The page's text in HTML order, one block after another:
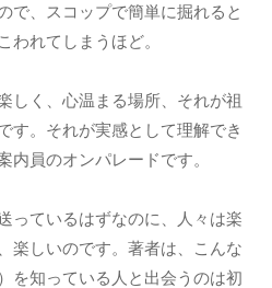
で、スコップで簡単に掘れると
われてしまうほど。
しく、心温まる場所、それが祖
す。それが実感として理解でき
内員のオンパレードです。
っているはずなのに、人々は楽
楽しいのです。著者は、こんな
を知っている人と出会うのは初